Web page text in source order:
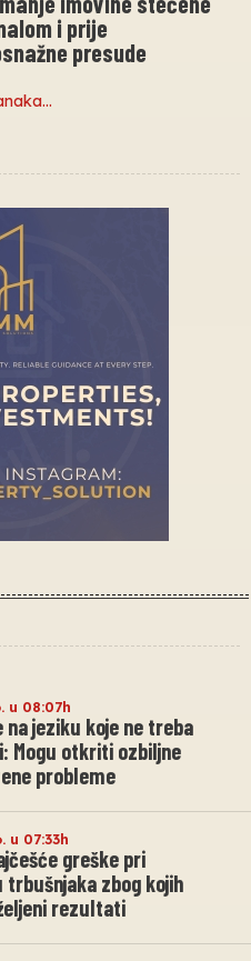
i prije
presude
u 08:07h
na jeziku koje ne treba
Mogu otkriti ozbiljne
probleme
u 07:33h
greške pri
trbušnjaka zbog kojih
rezultati